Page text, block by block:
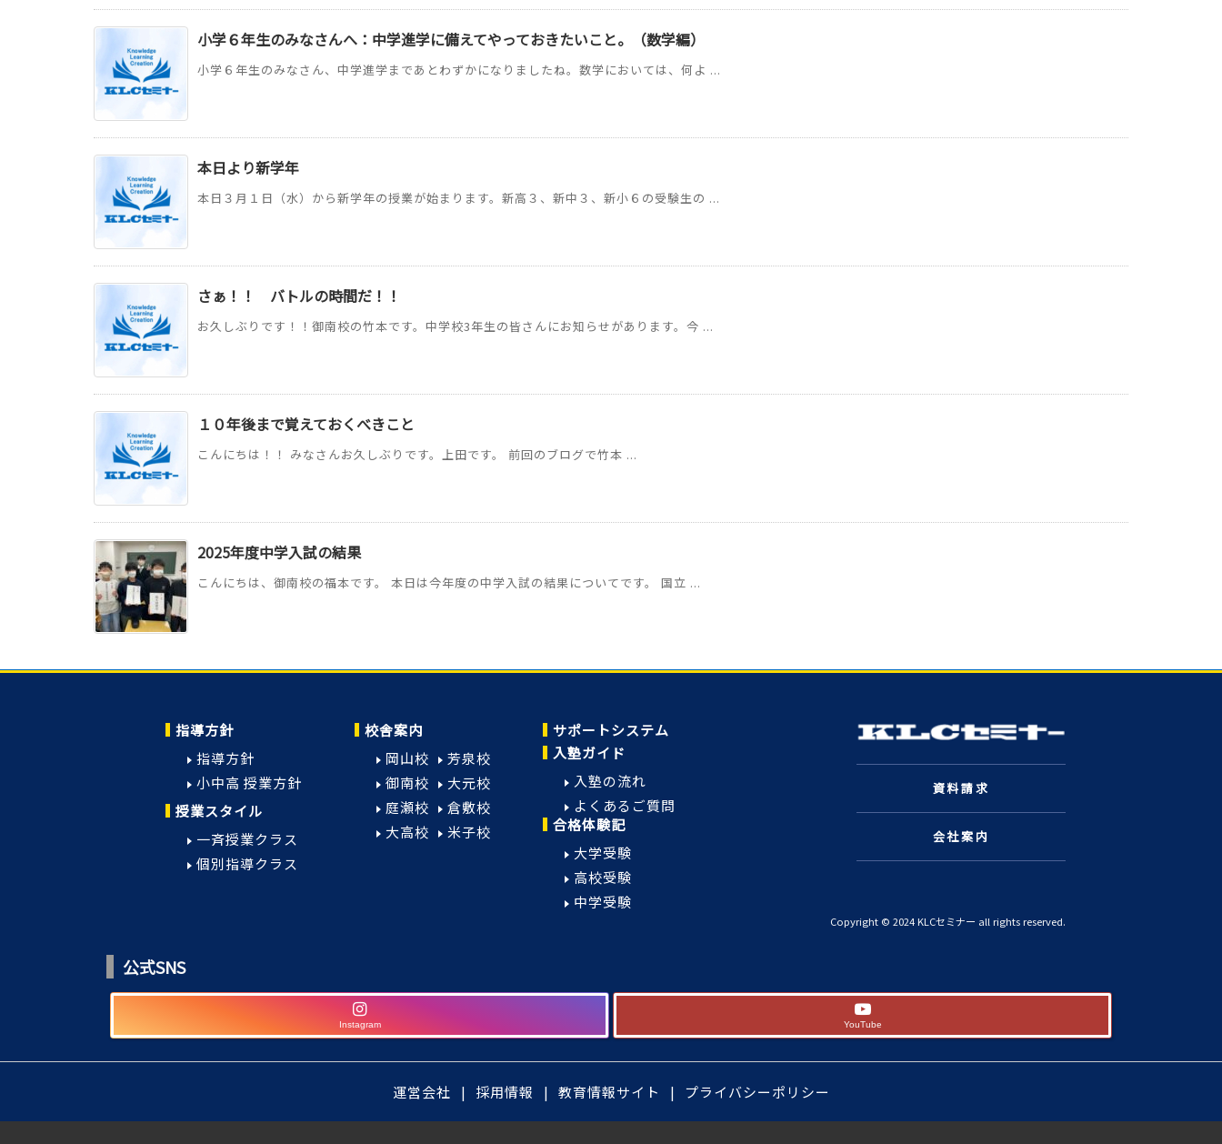
小学６年生のみなさんへ：中学進学に備えてやっておきたいこと。（数学編）
小学６年生のみなさん、中学進学まであとわずかになりましたね。数学においては、何よ ...
本日より新学年
本日３月１日（水）から新学年の授業が始まります。新高３、新中３、新小６の受験生の ...
さぁ！！ バトルの時間だ！！
お久しぶりです！！御南校の竹本です。中学校3年生の皆さんにお知らせがあります。今 ...
１０年後まで覚えておくべきこと
こんにちは！！ みなさんお久しぶりです。上田です。 前回のブログで竹本 ...
2025年度中学入試の結果
こんにちは、御南校の福本です。 本日は今年度の中学入試の結果についてです。 国立 ...
資料請求
会社案内
指導方針
指導方針
小中高 授業方針
授業スタイル
一斉授業クラス
個別指導クラス
校舎案内
岡山校
芳泉校
御南校
大元校
庭瀬校
倉敷校
大高校
米子校
サポートシステム
入塾ガイド
入塾の流れ
よくあるご質問
合格体験記
大学受験
高校受験
中学受験
Copyright © 2024 KLCセミナー all rights reserved.
公式SNS
Instagram YouTube
運営会社 採用情報 教育情報サイト プライバシーポリシー